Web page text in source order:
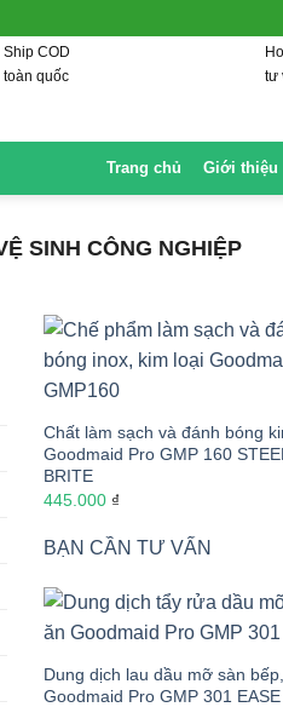
Ship COD
toàn quốc
tư
Trang chủ Giới thiệu
SINH CÔNG NGHIỆP
Chất làm sạch và đánh bóng
Goodmaid Pro GMP 160 STEEL
BRITE
445.000 ₫
BẠN CẦN TƯ VẤN
Dung dịch lau dầu mỡ sàn
Goodmaid Pro GMP 301